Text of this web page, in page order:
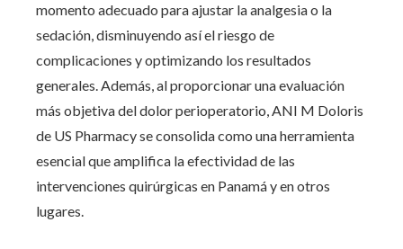
momento adecuado para ajustar la analgesia o la
sedación, disminuyendo así el riesgo de
complicaciones y optimizando los resultados
generales. Además, al proporcionar una evaluación
más objetiva del dolor perioperatorio, ANI M Doloris
de US Pharmacy se consolida como una herramienta
esencial que amplifica la efectividad de las
intervenciones quirúrgicas en Panamá y en otros
lugares.